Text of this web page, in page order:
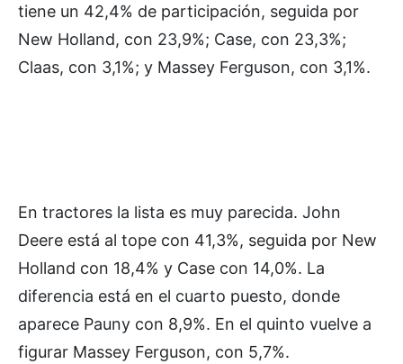
tiene un 42,4% de participación, seguida por
New Holland, con 23,9%; Case, con 23,3%;
Claas, con 3,1%; y Massey Ferguson, con 3,1%.
En tractores la lista es muy parecida. John
Deere está al tope con 41,3%, seguida por New
Holland con 18,4% y Case con 14,0%. La
diferencia está en el cuarto puesto, donde
aparece Pauny con 8,9%. En el quinto vuelve a
figurar Massey Ferguson, con 5,7%.